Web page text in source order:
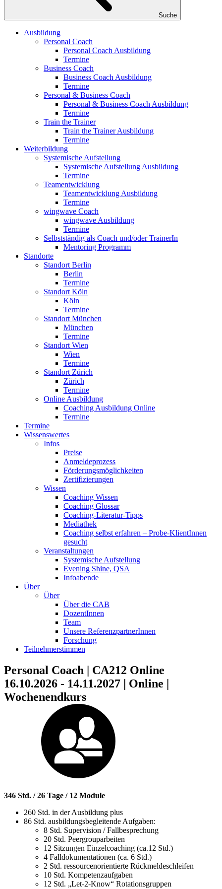
Suche
Ausbildung
Personal Coach
Personal Coach Ausbildung
Termine
Business Coach
Business Coach Ausbildung
Termine
Personal & Business Coach
Personal & Business Coach Ausbildung
Termine
Train the Trainer
Train the Trainer Ausbildung
Termine
Weiterbildung
Systemische Aufstellung
Systemische Aufstellung Ausbildung
Termine
Teamentwicklung
Teamentwicklung Ausbildung
Termine
wingwave Coach
wingwave Ausbildung
Termine
Selbstständig als Coach und/oder TrainerIn
Mentoring Programm
Standorte
Standort Berlin
Berlin
Termine
Standort Köln
Köln
Termine
Standort München
München
Termine
Standort Wien
Wien
Termine
Standort Zürich
Zürich
Termine
Online Ausbildung
Coaching Ausbildung Online
Termine
Termine
Wissenswertes
Infos
Preise
Anmeldeprozess
Förderungsmöglichkeiten
Zertifizierungen
Wissen
Coaching Wissen
Coaching Glossar
Coaching-Literatur-Tipps
Mediathek
Coaching selbst erfahren – Probe-KlientInnen
gesucht
Veranstaltungen
Systemische Aufstellung
Evening Shine, QSA
Infoabende
Über
Über
Über die CAB
DozentInnen
Team
Unsere ReferenzpartnerInnen
Forschung
Teilnehmerstimmen
Personal Coach | CA212 Online
16.10.2026 - 14.11.2027 | Online |
Wochenendkurs
346 Std. / 26 Tage / 12 Module
260 Std. in der Ausbildung plus
86 Std. ausbildungsbegleitende Aufgaben:
8 Std. Supervision / Fallbesprechung
20 Std. Peergrouparbeiten
12 Sitzungen Einzelcoaching (ca.12 Std.)
4 Falldokumentationen (ca. 6 Std.)
2 Std. ressourcenorientierte Rückmeldeschleifen
10 Std. Kompetenzaufgaben
12 Std. „Let-2-Know“ Rotationsgruppen